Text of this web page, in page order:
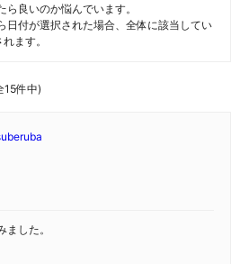
良いのか悩んでいます。
日付が選択された場合、全体に該当してい
ます。
15件中)
した。